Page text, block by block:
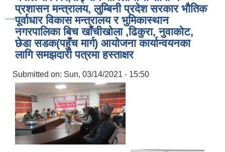
प्रशासन मन्त्रालय, लुम्बिनी प्रदेश सरकार भाैैतिक
पूर्वाधार विकास मन्त्रालय र भुमिकास्थान
नगरपालिका बिच खाँचीखाेला ,ढिकुरा, नुवाकाेट,
छेडा सडक(पहुँच मार्ग) आयाेजना कार्यान्वयनका
लागि समझदारी पत्रमा हस्ताक्षर
Submitted on: Sun, 03/14/2021 - 15:50